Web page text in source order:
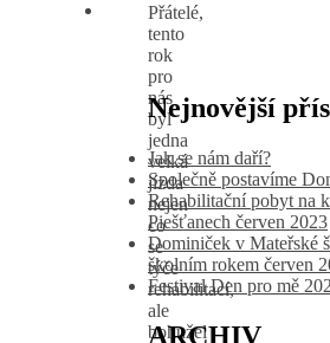
Přátelé,
tento
rok
pro
nás
byl
jedna
velká
jízda
nejen
co
se
týče
rehabilitací,
ale
bohužel
Nejnovější
Jak se nám daří?
Společně postavíme
Rehabilitační pobyt na
Piešťanech červen 2023
Dominiček v Mateřské
školním rokem červen
Festival Den pro mě
ARCHIV